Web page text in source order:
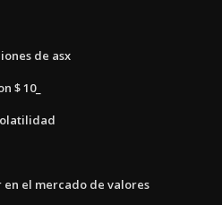
de asx
$ 10_
el mercado de valores